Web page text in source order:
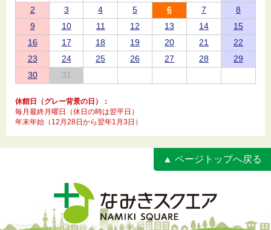
2
3 4 5 6 7
8
9
10 11 12 13 14
15
16
17 18 19 20 21
22
23
24 25 26 27 28
29
30
31
休館日（グレー背景の日）：
毎月最終月曜日（休日の時は翌平日）
年末年始（12月28日から翌年1月3日）
▲ ページトップへ戻る